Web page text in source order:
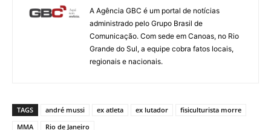
A Agência GBC é um portal de notícias
administrado pelo Grupo Brasil de
Comunicação. Com sede em Canoas, no Rio
Grande do Sul, a equipe cobra fatos locais,
regionais e nacionais.
TAGS andré mussi ex atleta ex lutador
fisiculturista morre
MMA
Rio de Janeiro